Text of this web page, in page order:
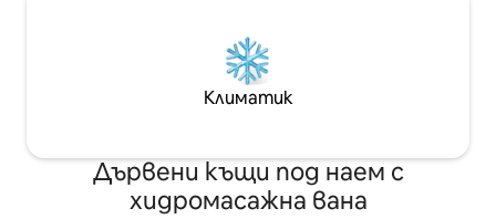
Климатик
Дървени къщи под наем с
хидромасажна вана